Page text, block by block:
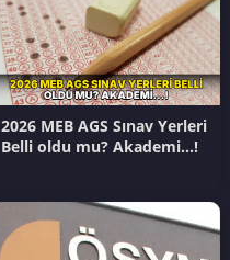
2026 MEB AGS Sınav Yerleri
Belli oldu mu? Akademi…!